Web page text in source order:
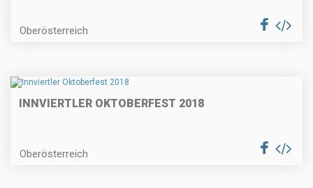
Oberösterreich
INNVIERTLER OKTOBERFEST 2018
Oberösterreich